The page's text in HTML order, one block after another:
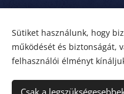
Részletes
bátran!
Sütiket használunk, hogy
működését és biztonságát,
felhasználói élményt
Csak a